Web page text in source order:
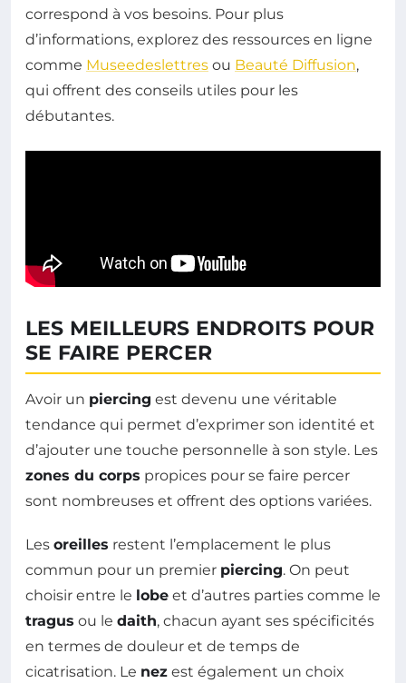
correspond à vos besoins. Pour plus
d’informations, explorez des ressources en ligne
comme Museedeslettres ou Beauté Diffusion,
qui offrent des conseils utiles pour les
débutantes.
LES MEILLEURS ENDROITS POUR
SE FAIRE PERCER
Avoir un piercing est devenu une véritable
tendance qui permet d’exprimer son identité et
d’ajouter une touche personnelle à son style. Les
zones du corps propices pour se faire percer
sont nombreuses et offrent des options variées.
Les oreilles restent l’emplacement le plus
commun pour un premier piercing. On peut
choisir entre le lobe et d’autres parties comme le
tragus ou le daith, chacun ayant ses spécificités
en termes de douleur et de temps de
cicatrisation. Le nez est également un choix